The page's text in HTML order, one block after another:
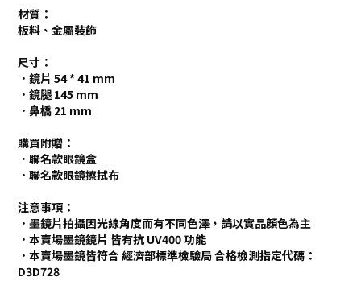
材質 ：
板料、金屬裝飾
尺寸：
．鏡片 54 * 41 mm
．鏡腿 145 mm
．鼻橋 21 mm
購買附贈：
．聯名款眼鏡盒
．聯名款眼鏡擦拭布
注意事項：
．墨鏡片拍攝因光線角度而有不同色澤，請以實品顏色為主
．本賣場墨鏡鏡片 皆有抗 UV400 功能
．本賣場墨鏡皆符合 經濟部標準檢驗局 合格檢測指定代碼：
D3D728